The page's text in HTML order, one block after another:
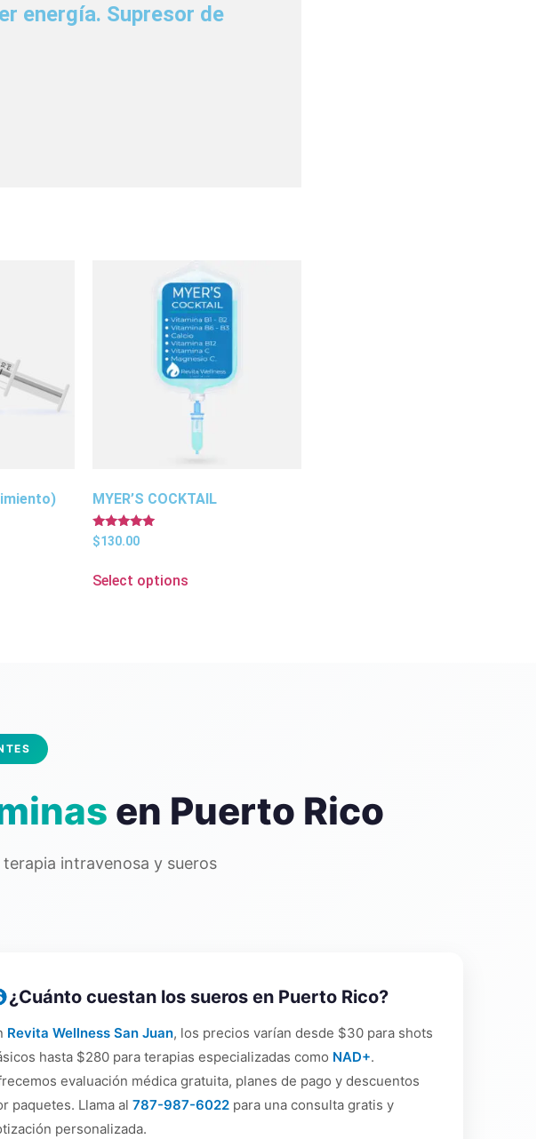
energía. Supresor de
MYER’S COCKTAIL
Rated
5.00
$130.00
Select options
en Puerto Rico
intravenosa y sueros
¿Cuánto cuestan los sueros en Puerto Rico?
Revita Wellness San Juan, los precios varían desde $30 para shots
hasta $280 para terapias especializadas como NAD+.
evaluación médica gratuita, planes de pago y descuentos
paquetes. Llama al 787-987-6022 para una consulta gratis y
personalizada.